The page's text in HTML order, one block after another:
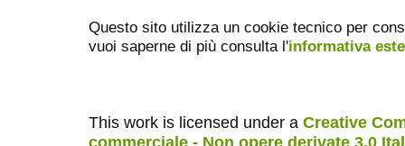
Questo sito utilizza un cookie tecnico per
vuoi saperne di più consulta l'informativa
This work is licensed under a Creative